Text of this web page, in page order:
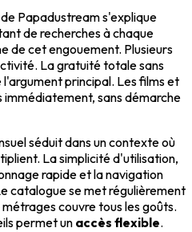
de Papadustream s'explique
de recherches à chaque
de cet engouement. Plusieurs
La gratuité totale sans
principal. Les films et
sans démarche
séduit dans un contexte où
La simplicité d'utilisation,
rapide et la navigation
catalogue se met régulièrement
couvre tous les goûts.
permet un accès flexible.